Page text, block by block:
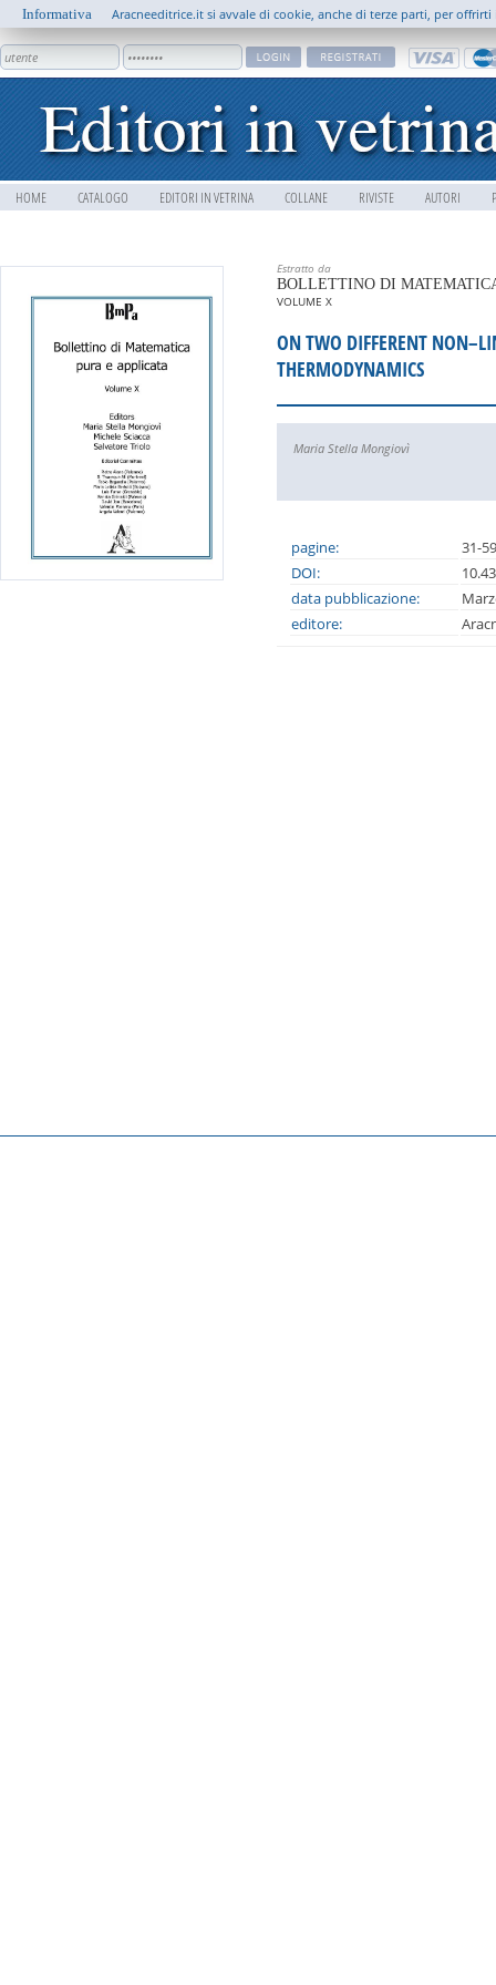
HOME CATALOGO EDITORI IN VETRINA COLLANE RIVISTE AUTORI
Informativa Aracneeditrice.it si avvale di cookie, anche di terze parti, per
Estratto da
BOLLETTINO DI
VOLUME X
ON TWO DIFFERENT
THERMODYNAMICS
Maria Stella Mongiovì
pagine:
31-59
DOI:
data pubblicazione:
editore: